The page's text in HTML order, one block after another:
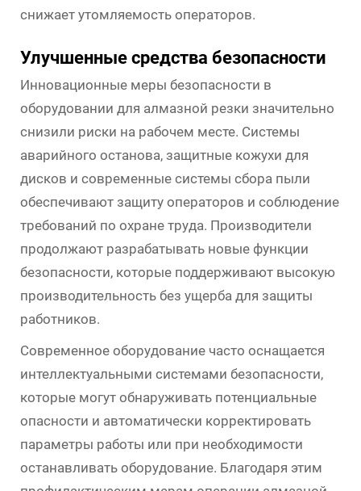
снижает утомляемость операторов.
Улучшенные средства безопасности
Инновационные меры безопасности в
оборудовании для алмазной резки значительно
снизили риски на рабочем месте. Системы
аварийного останова, защитные кожухи для
дисков и современные системы сбора пыли
обеспечивают защиту операторов и соблюдение
требований по охране труда. Производители
продолжают разрабатывать новые функции
безопасности, которые поддерживают высокую
производительность без ущерба для защиты
работников.
Современное оборудование часто оснащается
интеллектуальными системами безопасности,
которые могут обнаруживать потенциальные
опасности и автоматически корректировать
параметры работы или при необходимости
останавливать оборудование. Благодаря этим